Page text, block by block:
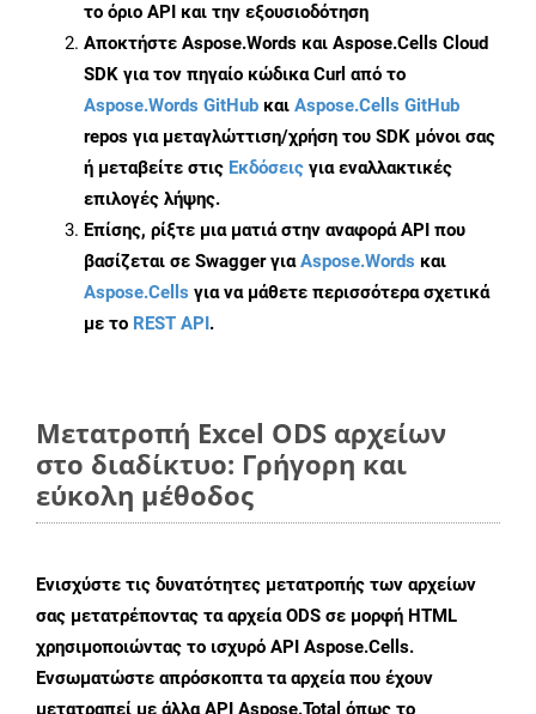
το όριο API και την εξουσιοδότηση
Αποκτήστε Aspose.Words και Aspose.Cells Cloud
SDK για τον πηγαίο κώδικα Curl από το
Aspose.Words GitHub και Aspose.Cells GitHub
repos για μεταγλώττιση/χρήση του SDK μόνοι σας
ή μεταβείτε στις Εκδόσεις για εναλλακτικές
επιλογές λήψης.
Επίσης, ρίξτε μια ματιά στην αναφορά API που
βασίζεται σε Swagger γιαAspose.Words και
Aspose.Cells για να μάθετε περισσότερα σχετικά
με το REST API.
Μετατροπή Excel ODS αρχείων
στο διαδίκτυο: Γρήγορη και
εύκολη μέθοδος
Ενισχύστε τις δυνατότητες μετατροπής των αρχείων
σας μετατρέποντας τα αρχεία ODS σε μορφή HTML
χρησιμοποιώντας το ισχυρό API Aspose.Cells.
Ενσωματώστε απρόσκοπτα τα αρχεία που έχουν
μετατραπεί με άλλα API Aspose.Total όπως το